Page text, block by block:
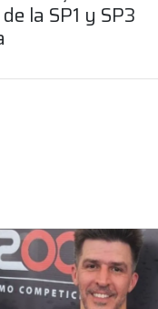
la SP1 y SP3